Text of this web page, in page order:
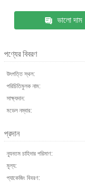
ভালো দাম
পণ্যের বিবরণ
উৎপত্তি স্থল:
পরিচিতিমুলক নাম:
সাক্ষ্যদান:
মডেল নম্বার:
প্রদান
ন্যূনতম চাহিদার পরিমাণ:
মূল্য:
প্যাকেজিং বিবরণ: